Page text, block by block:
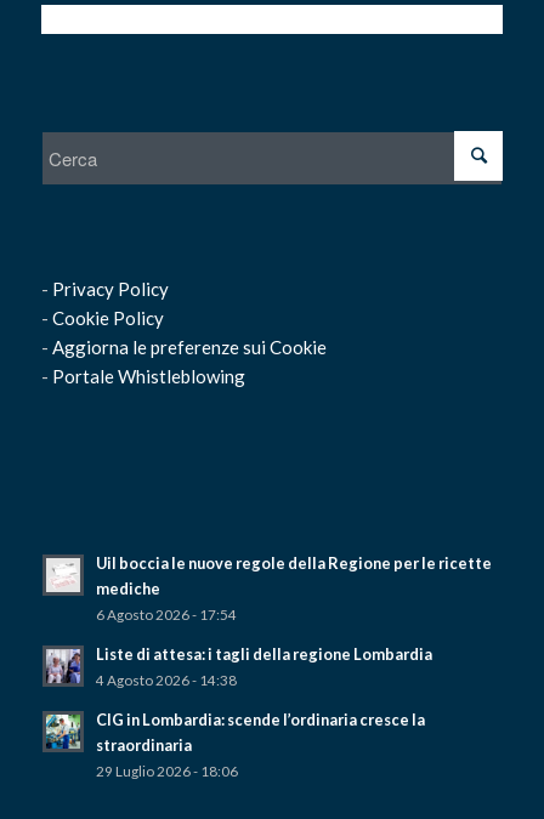
- Privacy Policy
- Cookie Policy
- Aggiorna le preferenze sui Cookie
- Portale Whistleblowing
Uil boccia le nuove regole della Regione per le ricette
mediche
6 Agosto 2026 - 17:54
Liste di attesa: i tagli della regione Lombardia
4 Agosto 2026 - 14:38
CIG in Lombardia: scende l’ordinaria cresce la
straordinaria
29 Luglio 2026 - 18:06